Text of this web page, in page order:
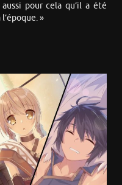
pour cela qu’il a été
»